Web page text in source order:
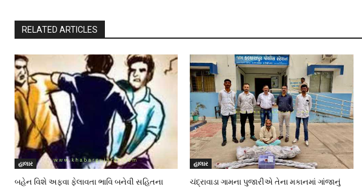
RELATED ARTICLES
હાલાર
બહેન વિશે અફવા ફેલાવતા ભાવિ બનેવી સહિતના
હાલાર
ચંદ્રાવાડા ગામના પુજારીએ તેના મકાનમાં ગાંજાનું